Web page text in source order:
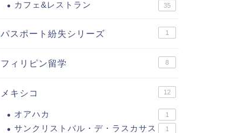
カフェ&レストラン 35
パスポート紛失シリーズ 1
フィリピン留学 8
メキシコ 12
オアハカ 1
サンクリストバル・デ・ラスカサス 1